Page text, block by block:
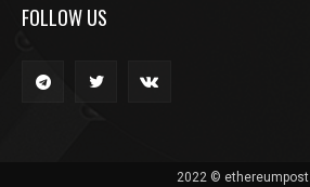
FOLLOW US
2022 © ethereumpost